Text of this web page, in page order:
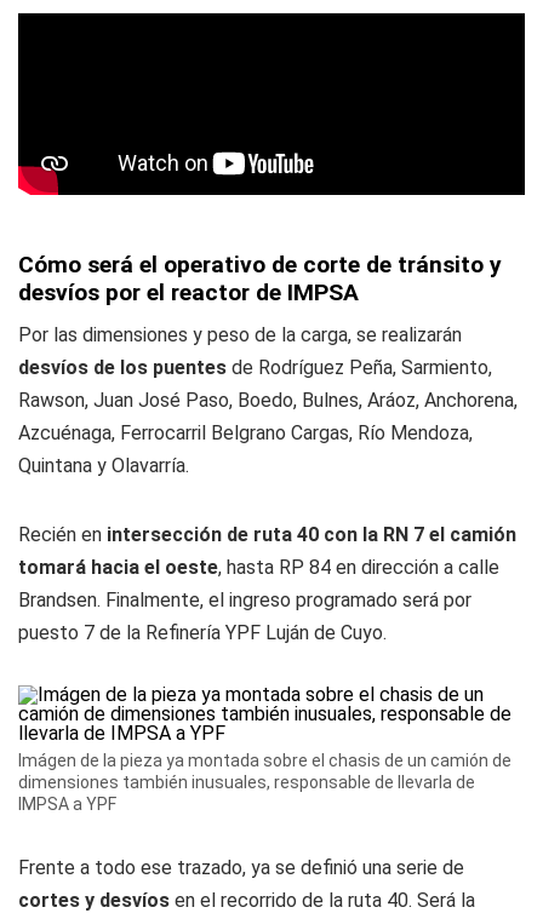
Cómo será el operativo de corte de tránsito y
desvíos por el reactor de IMPSA
Por las dimensiones y peso de la carga, se realizarán
desvíos de los puentes de Rodríguez Peña, Sarmiento,
Rawson, Juan José Paso, Boedo, Bulnes, Aráoz, Anchorena,
Azcuénaga, Ferrocarril Belgrano Cargas, Río Mendoza,
Quintana y Olavarría.
Recién en intersección de ruta 40 con la RN 7 el camión
tomará hacia el oeste, hasta RP 84 en dirección a calle
Brandsen. Finalmente, el ingreso programado será por
puesto 7 de la Refinería YPF Luján de Cuyo.
Imágen de la pieza ya montada sobre el chasis de un camión de
dimensiones también inusuales, responsable de llevarla de
IMPSA a YPF
Frente a todo ese trazado, ya se definió una serie de
cortes y desvíos en el recorrido de la ruta 40. Será la